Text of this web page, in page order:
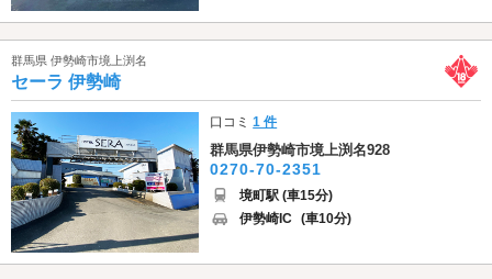
群馬県 伊勢崎市境上渕名
セーラ 伊勢崎
口コミ1 件
群馬県伊勢崎市境上渕名928
0270-70-2351
境町駅 (車15分)
伊勢崎IC (車10分)